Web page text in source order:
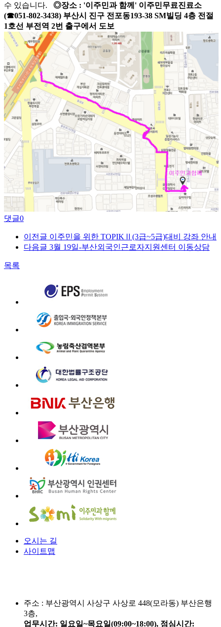
수 있습니다. ◎장소 : '이주민과 함께 ' 이주민무료진료소
(☎051-802-3438) 부산시 진구 전포동193-38 SM빌딩 4층 전절
1호선 부전역 2번 출구에서 도보
댓글0
이전글 이주민을 위한 TOPIKⅡ(3급~5급)대비 강좌 안내
다음글 3월 19일-부산외국인근로자지원센터 이동상담
목록
오시는 길
사이트맵
주소 : 부산광역시 사상구 사상로 448(모라동) 부산은행
3층,
업무시간: 일요일~목요일(09:00~18:00), 점심시간: